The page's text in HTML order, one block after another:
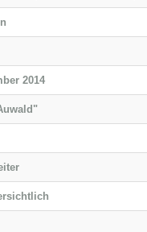
2014